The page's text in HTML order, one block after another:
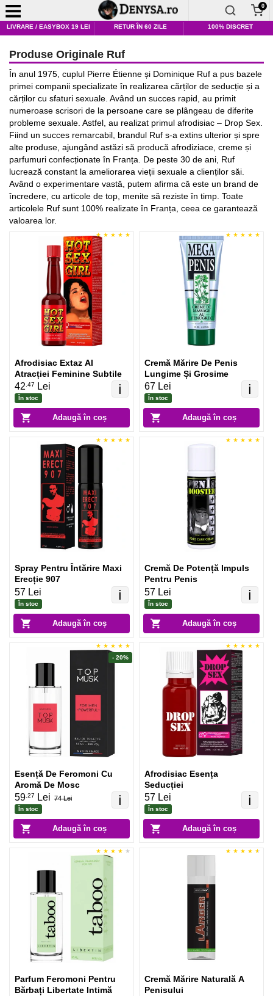
0
LIVRARE / EASYBOX 19 LEI RETUR ÎN 60 ZILE 100% DISCRET
Produse Originale Ruf
În anul 1975, cuplul Pierre Étienne și Dominique Ruf a pus bazele
primei companii specializate în realizarea cărților de seducție și a
cărților cu sfaturi sexuale. Având un succes rapid, au primit
numeroase scrisori de la persoane care se plângeau de diferite
probleme sexuale. Astfel, au realizat primul afrodisiac – Drop Sex.
Fiind un succes remarcabil, brandul Ruf s-a extins ulterior și spre
alte produse, ajungând astăzi să producă afrodiziace, creme și
parfumuri confecționate în Franța. De peste 30 de ani, Ruf
lucrează constant la ameliorarea vieții sexuale a clienților săi.
Având o experimentare vastă, putem afirma că este un brand de
încredere, cu articole de top, menite să reziste în timp. Toate
articolele Ruf sunt 100% realizate în Franța, ceea ce garantează
valoarea lor.
Adaugă în coș
ℹ️
Afrodisiac Extaz Al
Atracției Feminine Subtile
42.47 Lei
În stoc
Adaugă în coș
ℹ️
Cremă Mărire De Penis
Lungime Și Grosime
67 Lei
În stoc
Adaugă în coș
ℹ️
Spray Pentru Întărire Maxi
Erecție 907
57 Lei
În stoc
Adaugă în coș
ℹ️
Cremă De Potență Impuls
Pentru Penis
57 Lei
În stoc
Adaugă în coș
ℹ️
Esență De Feromoni Cu
Aromă De Mosc
59 .27 Lei 74 Lei
În stoc
- 20%
Adaugă în coș
ℹ️
Afrodisiac Esența
Seducției
57 Lei
În stoc
Parfum Feromoni Pentru
Bărbați Libertate Intimă
Cremă Mărire Naturală A
Penisului